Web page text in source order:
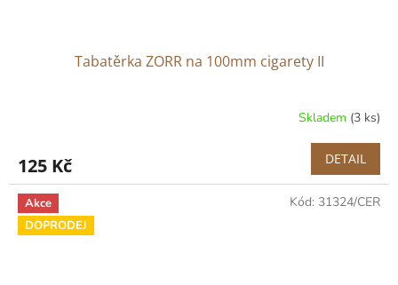
Tabatěrka ZORR na 100mm cigarety II
Skladem (3 ks)
125 Kč DETAIL
Akce
DOPRODEJ
Kód: 31324/CER